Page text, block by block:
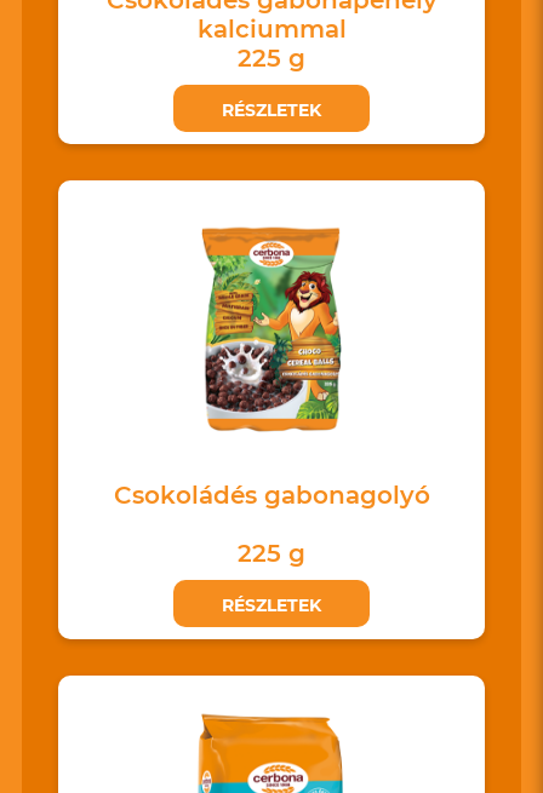
kalciummal
225 g
RÉSZLETEK
Csokoládés gabonagolyó
225 g
RÉSZLETEK